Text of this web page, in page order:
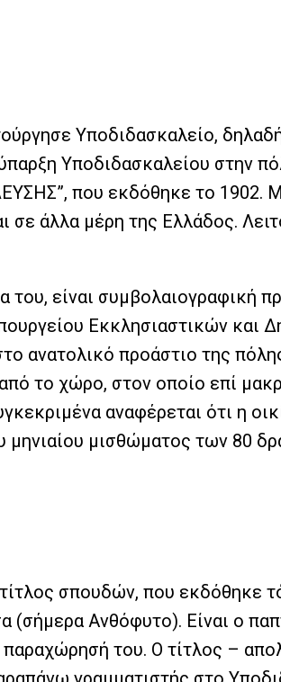
Υποδιδασκαλείο,
Υποδιδασκαλείου στην
που εκδόθηκε το 1902.
άλλα μέρη της Ελλάδος.
του, είναι συμβολαιογραφική
Εκκλησιαστικών και
ανατολικό προάστιο της
το χώρο, στον οποίο επί
αναφέρεται ότι η
μισθώματος των 80
σπουδών, που εκδόθηκε
(σήμερα Ανθόφυτο). Είναι ο
του. Ο τίτλος –